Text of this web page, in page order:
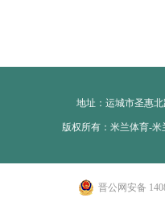
地址：运城市圣惠
版权所有：米兰体育-
晋公网安备